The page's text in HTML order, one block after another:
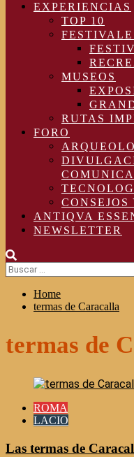
EXPERIENCIAS
TOP 10
MUSEOS
RUTAS
FORO
ANTIQVA
NEWSLETTER
Buscar:
Home
termas de Caracalla
termas de
ROMA
LACIO
Las termas de